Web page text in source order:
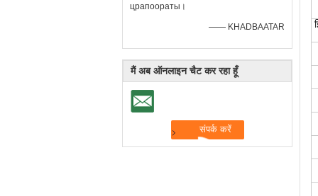
црапоораты।
—— KHADBAATAR
मैं अब ऑनलाइन चैट कर रहा हूँ